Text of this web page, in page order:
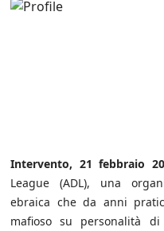
Intervento, 21 febbraio
League (ADL), una
ebraica che da anni
mafioso su personalità